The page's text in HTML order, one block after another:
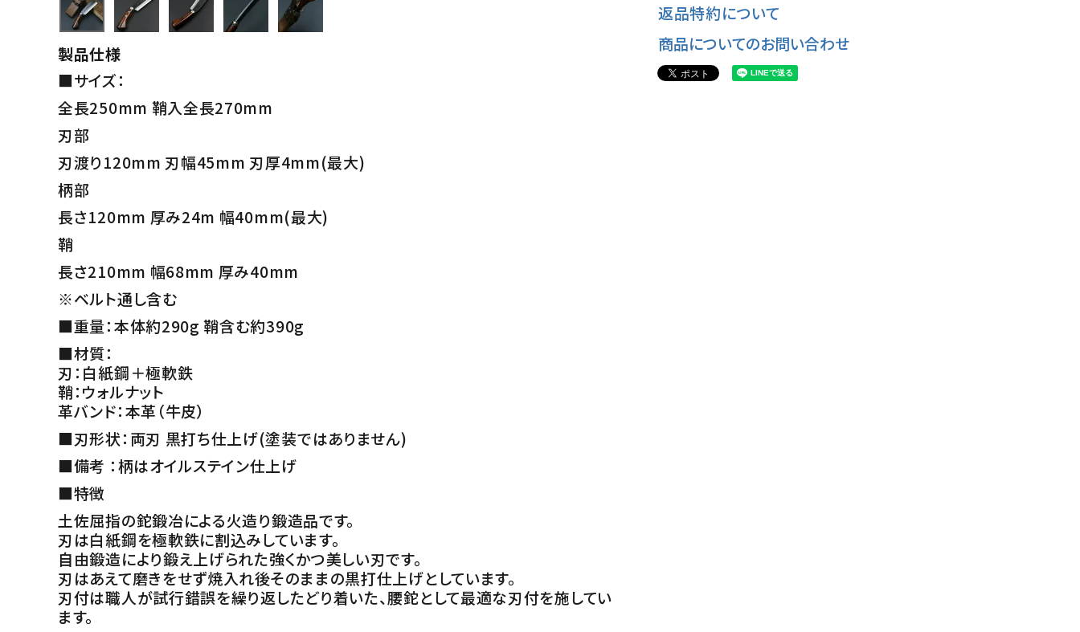
製品仕様
■サイズ：
全長250mm 鞘入全長270mm
刃部
刃渡り120mm 刃幅45mm 刃厚4mm(最大)
柄部
長さ120mm 厚み24m 幅40mm(最大)
鞘
長さ210mm 幅68mm 厚み40mm
※ベルト通し含む
■重量：本体約290g 鞘含む約390g
■材質：
刃：白紙鋼＋極軟鉄
鞘：ウォルナット
革バンド：本革（牛皮）
■刃形状：両刃 黒打ち仕上げ(塗装ではありません)
■備考 ：柄はオイルステイン仕上げ
■特徴
土佐屈指の鉈鍛冶による火造り鍛造品です。
刃は白紙鋼を極軟鉄に割込みしています。
自由鍛造により鍛え上げられた強くかつ美しい刃です。
刃はあえて磨きをせず焼入れ後そのままの黒打仕上げとしています。
刃付は職人が試行錯誤を繰り返したどり着いた、腰鉈として最適な刃付を施してい
ます。
返品特約について
商品についてのお問い合わせ